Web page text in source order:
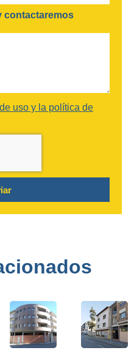
contactaremos
uso y la política de